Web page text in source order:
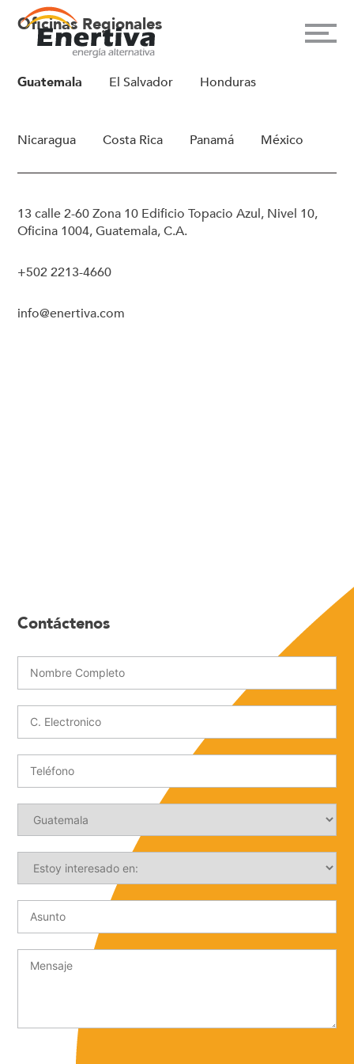
Oficinas Regionales
Guatemala El Salvador Honduras
Nicaragua Costa Rica Panamá México
13 calle 2-60 Zona 10 Edificio Topacio Azul, Nivel 10,
Oficina 1004, Guatemala, C.A.
+502 2213-4660
info@enertiva.com
Contáctenos